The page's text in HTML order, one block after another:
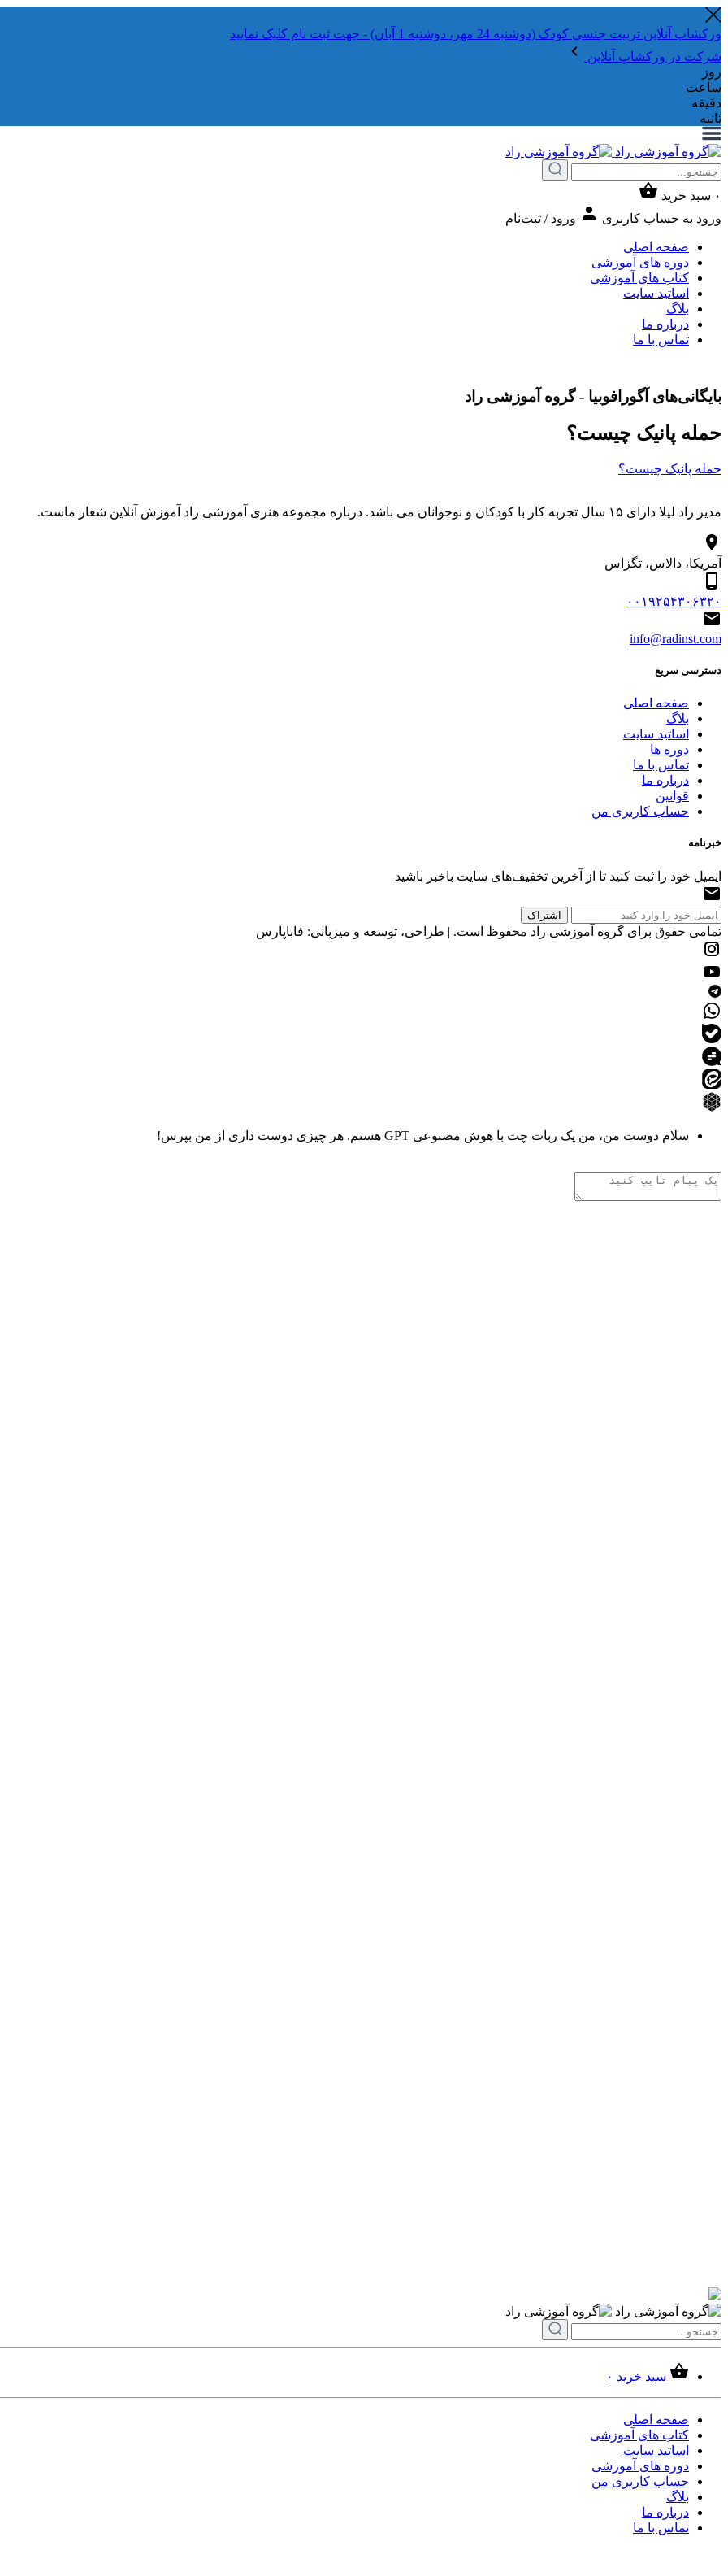
ورکشاپ آنلاین تربیت جنسی کودک (دوشنبه 24 مهر، دوشنبه 1 آبان) - جهت ثبت نام کلیک نمایید
شرکت در ورکشاپ آنلاین
روز
ساعت
دقیقه
ثانیه
۰ سبد خرید
ورود به حساب کاربری
ورود / ثبت‌نام
صفحه اصلی
دوره های آموزشی
کتاب های آموزشی
اساتید سایت
بلاگ
درباره ما
تماس با ما
بایگانی‌های آگورافوبیا - گروه آموزشی راد
حمله پانیک چیست؟
حمله پانیک چیست؟
مدیر راد لیلا دارای ۱۵ سال تجربه کار با کودکان و نوجوانان می باشد. درباره مجموعه هنری آموزشی راد آموزش آنلاین شعار ماست.
آمریکا، دالاس، تگزاس
۰۰۱۹۲۵۴۳۰۶۳۲۰
info@radinst.com
دسترسی سریع
صفحه اصلی
بلاگ
اساتید سایت
دوره ها
تماس با ما
درباره ما
قوانین
حساب کاربری من
خبرنامه
ایمیل خود را ثبت کنید تا از آخرین تخفیف‌های سایت باخبر باشید
تمامی حقوق برای گروه آموزشی راد محفوظ است. | طراحی، توسعه و میزبانی: فاباپارس
سلام دوست من، من یک ربات چت با هوش مصنوعی GPT هستم. هر چیزی دوست داری از من بپرس!
سبد خرید ۰
صفحه اصلی
کتاب های آموزشی
اساتید سایت
دوره های آموزشی
حساب کاربری من
بلاگ
درباره ما
تماس با ما